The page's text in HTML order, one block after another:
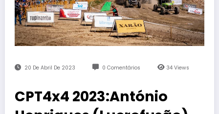
20 De Abril De 2023 0 Comentários 34Views
CPT4x4 2023:António